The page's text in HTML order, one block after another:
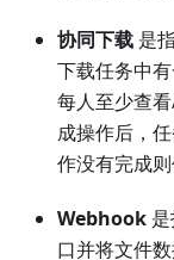
协同下载 是
下载任务中
每人至少查
成操作后，
作没有完成则
Webhook
口并将文件